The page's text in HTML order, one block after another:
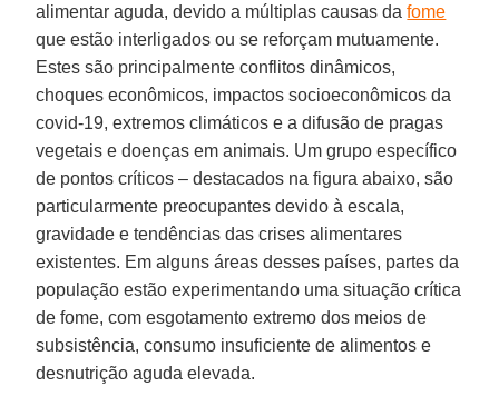
alimentar aguda, devido a múltiplas causas dafome
que estão interligados ou se reforçam mutuamente.
Estes são principalmente conflitos dinâmicos,
choques econômicos, impactos socioeconômicos da
covid-19, extremos climáticos e a difusão de pragas
vegetais e doenças em animais. Um grupo específico
de pontos críticos – destacados na figura abaixo, são
particularmente preocupantes devido à escala,
gravidade e tendências das crises alimentares
existentes. Em alguns áreas desses países, partes da
população estão experimentando uma situação crítica
de fome, com esgotamento extremo dos meios de
subsistência, consumo insuficiente de alimentos e
desnutrição aguda elevada.